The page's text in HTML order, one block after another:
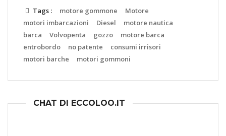
Tags : motore gommone
Motore
motori imbarcazioni
Diesel
motore nautica
barca
Volvopenta gozzo
motore barca
entrobordo
no patente
consumi irrisori
motori barche
motori gommoni
CHAT DI ECCOLOO.IT